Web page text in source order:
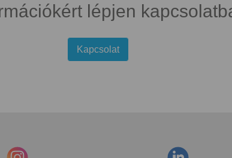
lépjen
Kapcsolat